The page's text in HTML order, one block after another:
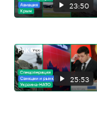
23:50
25:53